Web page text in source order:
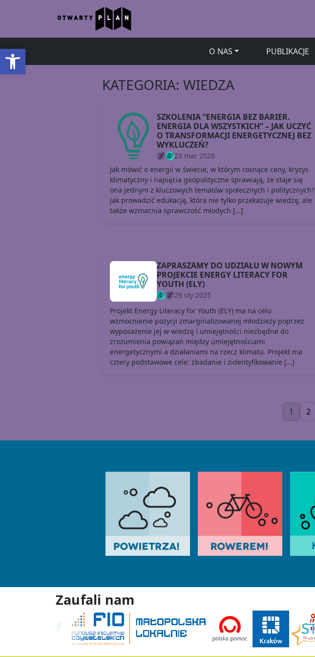
Otwórz pasek narzędzi O NAS PUBLIKACJE
KATEGORIA: WIEDZA
SZKOLENIA “ENERGIA BEZ BARIER.
ENERGIA DLA WSZYSTKICH” – JAK UCZYĆ
O TRANSFORMACJI ENERGETYCZNEJ BEZ
WYKLUCZEŃ?
23 mar 2026
Jak mówić o energii w świecie, w którym rosnące ceny, kryzys
klimatyczny i napięcia geopolityczne sprawiają, że staje się
ona jednym z kluczowych tematów społecznych i politycznych?
Jak prowadzić edukację, która nie tylko przekazuje wiedzę, ale
także wzmacnia sprawczość młodych […]
ZAPRASZAMY DO UDZIAŁU W NOWYM
PROJEKCIE ENERGY LITERACY FOR
YOUTH (ELY)
29 sty 2025
Projekt Energy Literacy for Youth (ELY) ma na celu
wzmocnienie pozycji zmarginalizowanej młodzieży poprzez
wyposażenie jej w wiedzę i umiejętności niezbędne do
zrozumienia powiązań między umiejętnościami
energetycznymi a działaniami na rzecz klimatu. Projekt ma
cztery podstawowe cele: zbadanie i zidentyfikowanie […]
1 2
Zaufali nam